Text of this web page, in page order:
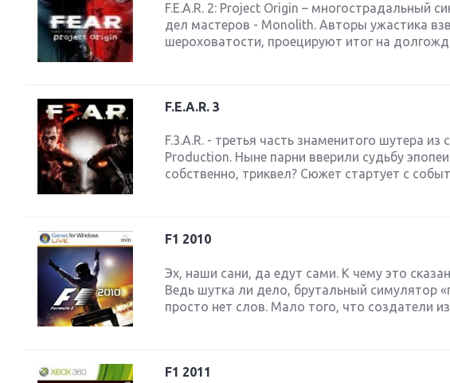
F.E.A.R. 2: Project Origin – многострадальный
дел мастеров - Monolith. Авторы ужастика
шероховатости, проецируют итог на
F.E.A.R. 3
F.3.A.R. - третья часть знаменитого шутера
Production. Ныне парни вверили судьбу
собственно, триквел? Сюжет стартует с
F1 2010
Эх, наши сани, да едут сами. К чему это
Ведь шутка ли дело, брутальный симулятор
просто нет слов. Мало того, что создатели
F1 2011